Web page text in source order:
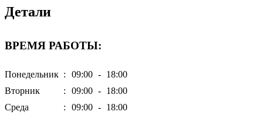
Детали
ВРЕМЯ РАБОТЫ:
Понедельник : 09:00 - 18:00
Вторник
: 09:00 - 18:00
Среда
: 09:00 - 18:00